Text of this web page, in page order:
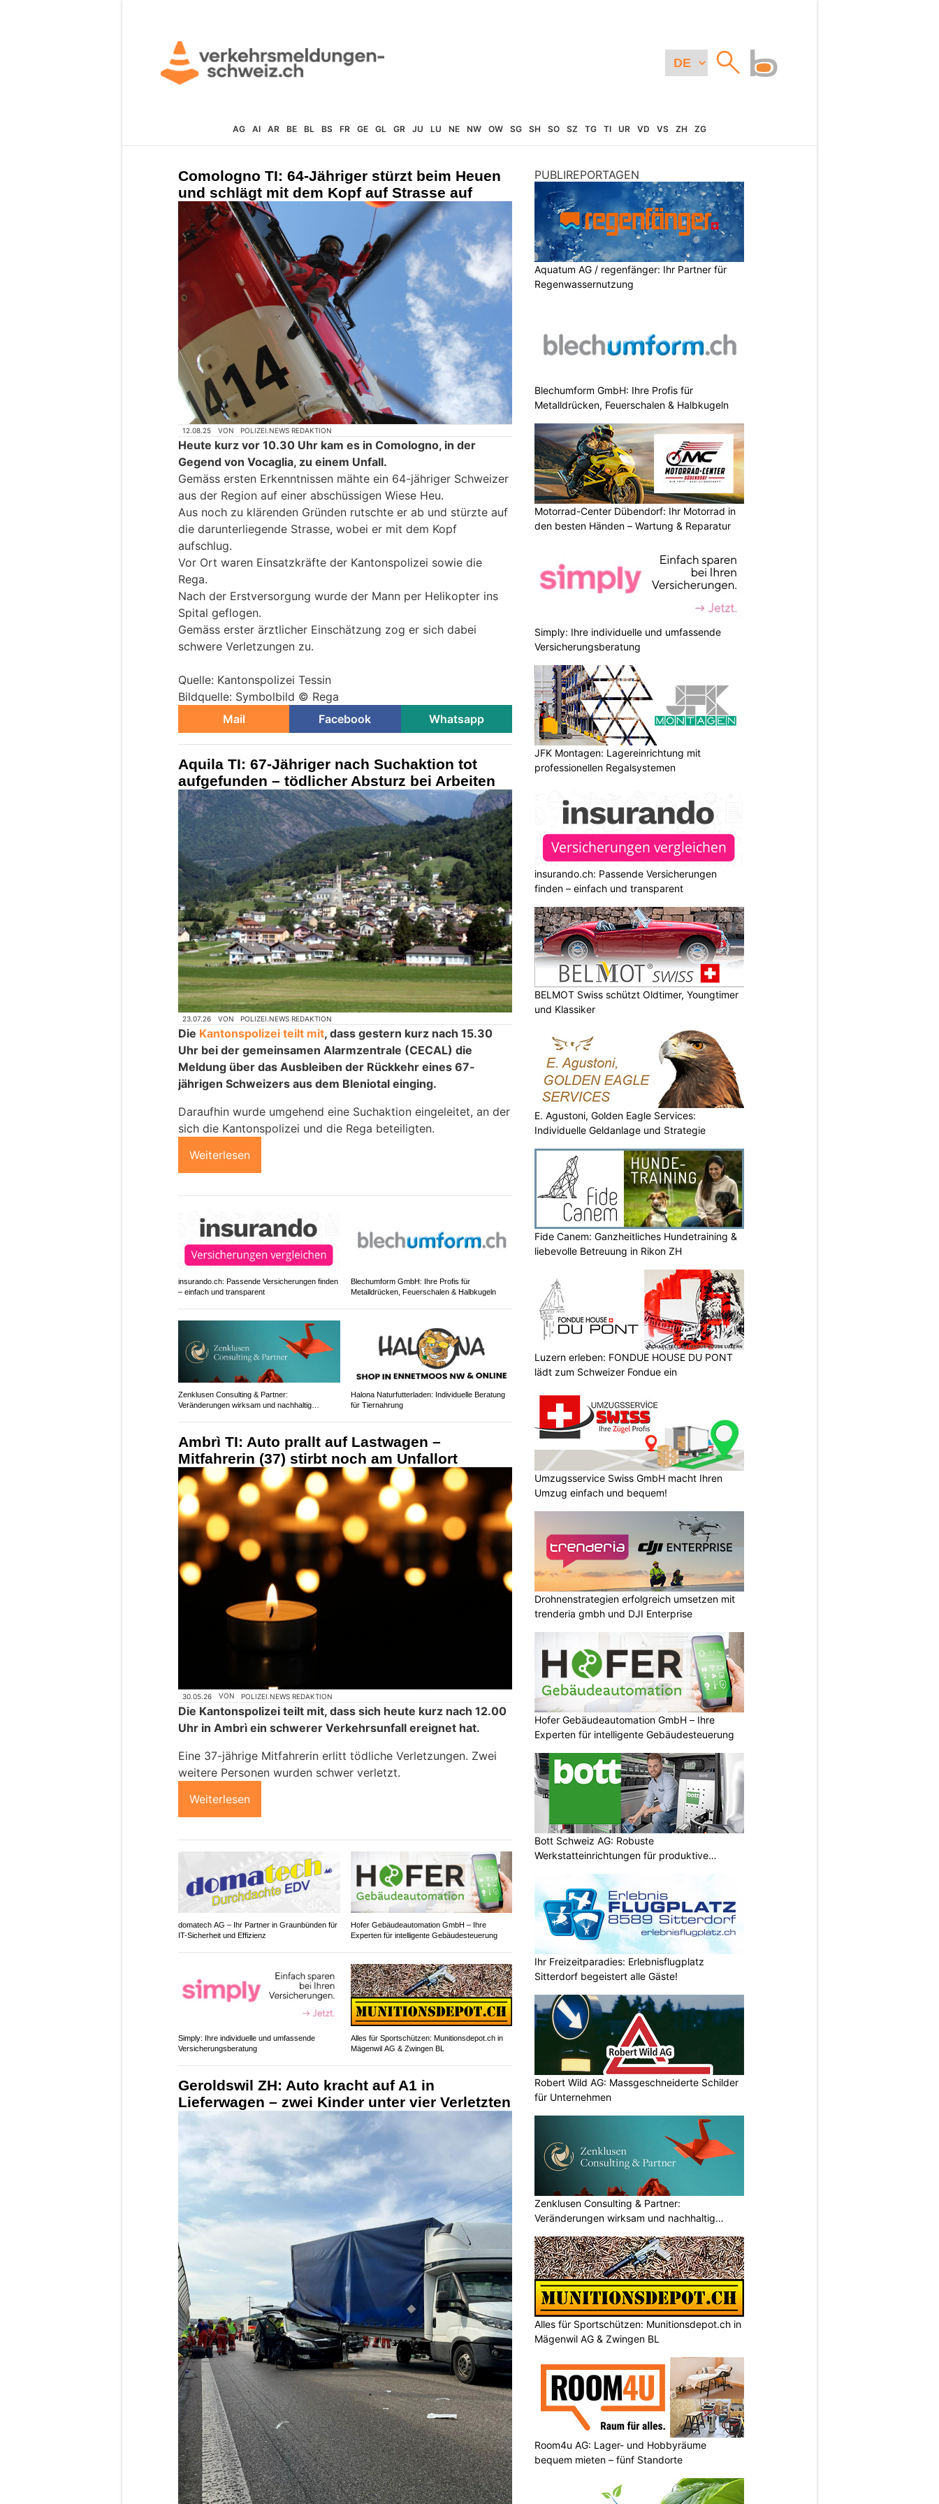
AG AI AR BE BL BS FR GE GL GR JU LU NE NW OW SG SH SO SZ TG TI UR VD VS ZH ZG
Comologno TI: 64-Jähriger stürzt beim Heuen
und schlägt mit dem Kopf auf Strasse auf
12.08.25 VON POLIZEI.NEWS REDAKTION
Heute kurz vor 10.30 Uhr kam es in Comologno, in der
Gegend von Vocaglia, zu einem Unfall.
Gemäss ersten Erkenntnissen mähte ein 64-jähriger Schweizer
aus der Region auf einer abschüssigen Wiese Heu.
Aus noch zu klärenden Gründen rutschte er ab und stürzte auf
die darunterliegende Strasse, wobei er mit dem Kopf
aufschlug.
Vor Ort waren Einsatzkräfte der Kantonspolizei sowie die
Rega.
Nach der Erstversorgung wurde der Mann per Helikopter ins
Spital geflogen.
Gemäss erster ärztlicher Einschätzung zog er sich dabei
schwere Verletzungen zu.
Quelle: Kantonspolizei Tessin
Bildquelle: Symbolbild © Rega
Mail
Facebook Whatsapp
Aquila TI: 67-Jähriger nach Suchaktion tot
aufgefunden – tödlicher Absturz bei Arbeiten
23.07.26 VON POLIZEI.NEWS REDAKTION
Die Kantonspolizei teilt mit, dass gestern kurz nach 15.30
Uhr bei der gemeinsamen Alarmzentrale (CECAL) die
Meldung über das Ausbleiben der Rückkehr eines 67-
jährigen Schweizers aus dem Bleniotal einging.
Daraufhin wurde umgehend eine Suchaktion eingeleitet, an der
sich die Kantonspolizei und die Rega beteiligten.
Weiterlesen
insurando.ch: Passende Versicherungen finden
– einfach und transparent
Blechumform GmbH: Ihre Profis für
Metalldrücken, Feuerschalen & Halbkugeln
Zenklusen Consulting & Partner:
Veränderungen wirksam und nachhaltig
Halona Naturfutterladen: Individuelle Beratung
für Tiernahrung
Ambrì TI: Auto prallt auf Lastwagen –
Mitfahrerin (37) stirbt noch am Unfallort
30.05.26 VON POLIZEI.NEWS REDAKTION
Die Kantonspolizei teilt mit, dass sich heute kurz nach 12.00
Uhr in Ambrì ein schwerer Verkehrsunfall ereignet hat.
Eine 37-jährige Mitfahrerin erlitt tödliche Verletzungen. Zwei
weitere Personen wurden schwer verletzt.
Weiterlesen
domatech AG – Ihr Partner in Graunbünden für
IT-Sicherheit und Effizienz
Hofer Gebäudeautomation GmbH – Ihre
Experten für intelligente Gebäudesteuerung
Simply: Ihre individuelle und umfassende
Versicherungsberatung
Alles für Sportschützen: Munitionsdepot.ch in
Mägenwil AG & Zwingen BL
Geroldswil ZH: Auto kracht auf A1 in
Lieferwagen – zwei Kinder unter vier Verletzten
PUBLIREPORTAGEN
Aquatum AG / regenfänger: Ihr Partner für
Regenwassernutzung
Blechumform GmbH: Ihre Profis für
Metalldrücken, Feuerschalen & Halbkugeln
Motorrad-Center Dübendorf: Ihr Motorrad in
den besten Händen – Wartung & Reparatur
Simply: Ihre individuelle und umfassende
Versicherungsberatung
JFK Montagen: Lagereinrichtung mit
professionellen Regalsystemen
insurando.ch: Passende Versicherungen
finden – einfach und transparent
BELMOT Swiss schützt Oldtimer, Youngtimer
und Klassiker
E. Agustoni, Golden Eagle Services:
Individuelle Geldanlage und Strategie
Fide Canem: Ganzheitliches Hundetraining &
liebevolle Betreuung in Rikon ZH
Luzern erleben: FONDUE HOUSE DU PONT
lädt zum Schweizer Fondue ein
Umzugsservice Swiss GmbH macht Ihren
Umzug einfach und bequem!
Drohnenstrategien erfolgreich umsetzen mit
trenderia gmbh und DJI Enterprise
Hofer Gebäudeautomation GmbH – Ihre
Experten für intelligente Gebäudesteuerung
Bott Schweiz AG: Robuste
Werkstatteinrichtungen für produktive
Ihr Freizeitparadies: Erlebnisflugplatz
Sitterdorf begeistert alle Gäste!
Robert Wild AG: Massgeschneiderte Schilder
für Unternehmen
Zenklusen Consulting & Partner:
Veränderungen wirksam und nachhaltig
Alles für Sportschützen: Munitionsdepot.ch in
Mägenwil AG & Zwingen BL
Room4u AG: Lager- und Hobbyräume
bequem mieten – fünf Standorte